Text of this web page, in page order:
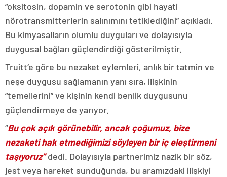
“oksitosin, dopamin ve serotonin gibi hayati
nörotransmitterlerin salınımını tetiklediğini” açıkladı.
Bu kimyasalların olumlu duyguları ve dolayısıyla
duygusal bağları güçlendirdiği gösterilmiştir.
Truitt‘e göre bu nezaket eylemleri, anlık bir tatmin ve
neşe duygusu sağlamanın yanı sıra, ilişkinin
“temellerini” ve kişinin kendi benlik duygusunu
güçlendirmeye de yarıyor.
“Bu çok açık görünebilir, ancak çoğumuz, bize
nezaketi hak etmediğimizi söyleyen bir iç eleştirmeni
taşıyoruz”dedi. Dolayısıyla partnerimiz nazik bir söz,
jest veya hareket sunduğunda, bu aramızdaki ilişkiyi